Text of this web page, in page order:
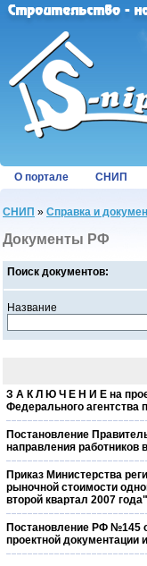
О портале СНИП
СНИП » Справка и
Документы РФ
Поиск документов:
Название
З А К Л Ю Ч Е Н И Е на
Федерального агентства
Постановление
направления
Приказ Министерства
рыночной стоимости
второй квартал 2007 года"
Постановление РФ №145
проектной документации